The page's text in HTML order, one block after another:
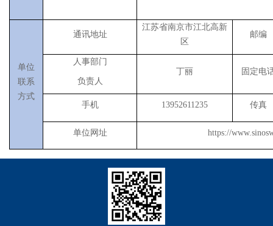
单位
联系
方式
通讯地址
江苏省南京市江北高新
区
邮编
人事部门
负责人
丁丽 固定电
手机 13952611235 传真
单位网址 https://